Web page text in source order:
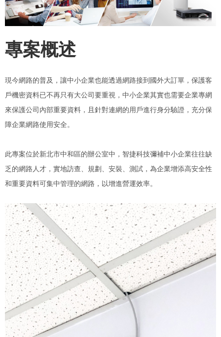
專案概述
現今網路的普及，讓中小企業也能透過網路接到國外大訂單，保護客
戶機密資料已不再只有大公司要重視，中小企業其實也需要企業專網
來保護公司內部重要資料，且針對連網的用戶進行身分驗證，充分保
障企業網路使用安全。
此專案位於新北市中和區的辦公室中，智捷科技彌補中小企業往往缺
乏的網路人才，實地訪查、規劃、安裝、測試，為企業增添高安全性
和重要資料可集中管理的網路，以增進營運效率。